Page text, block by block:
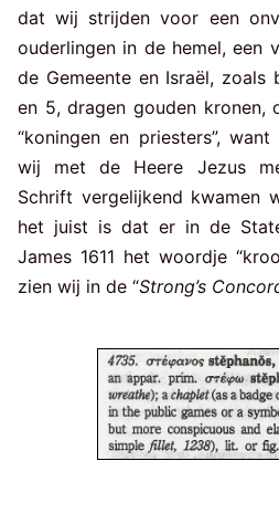
dat wij strijden voor een
ouderlingen in de hemel, een
de Gemeente en Israël, zoals
en 5, dragen gouden
“koningen en priesters”,
wij met de Heere Jezus
Schrift vergelijkend kwamen
het juist is dat er in de
James 1611 het woordje
zien wij in de “Strong’s